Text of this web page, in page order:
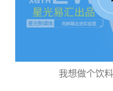
我想做个饮